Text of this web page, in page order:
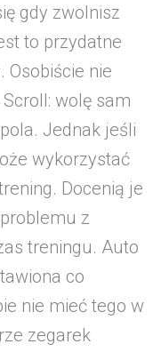
gdy zwolnisz
to przydatne
Osobiście nie
wolę sam
Jednak jeśli
wykorzystać
Docenią je
z
treningu. Auto
co
nie mieć tego w
zegarek